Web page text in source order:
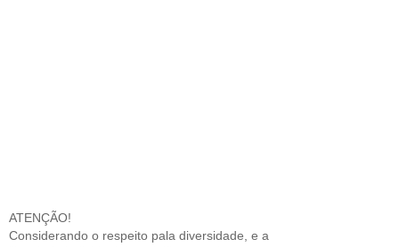
ATENÇÃO!
Considerando o respeito pala diversidade, e a